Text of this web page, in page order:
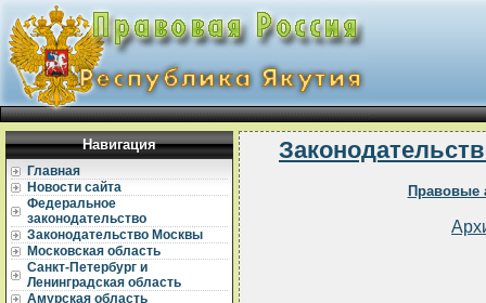
Навигация
Главная
Новости сайта
Федеральное
законодательство
Законодательство Москвы
Московская область
Санкт-Петербург и
Ленинградская область
Амурская область
Правовые